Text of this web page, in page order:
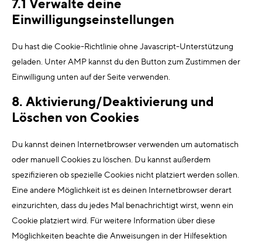
7.1 Verwalte deine
Einwilligungseinstellungen
Du hast die Cookie-Richtlinie ohne Javascript-Unterstützung
geladen. Unter AMP kannst du den Button zum Zustimmen der
Einwilligung unten auf der Seite verwenden.
8. Aktivierung/Deaktivierung und
Löschen von Cookies
Du kannst deinen Internetbrowser verwenden um automatisch
oder manuell Cookies zu löschen. Du kannst außerdem
spezifizieren ob spezielle Cookies nicht platziert werden sollen.
Eine andere Möglichkeit ist es deinen Internetbrowser derart
einzurichten, dass du jedes Mal benachrichtigt wirst, wenn ein
Cookie platziert wird. Für weitere Information über diese
Möglichkeiten beachte die Anweisungen in der Hilfesektion